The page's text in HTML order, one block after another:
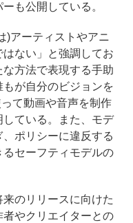
も公開している。
)アーティストやアニ
ない」と強調してお
方法で表現する手助
が自分のビジョンを
て動画や音声を制作
ている。また、モデ
ポリシーに違反する
セーフティモデルの
のリリースに向けた
やクリエイターとの